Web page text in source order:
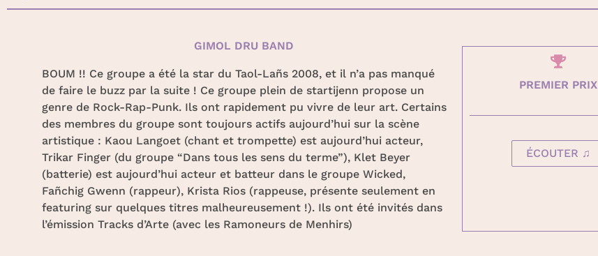
GIMOL DRU BAND
BOUM !! Ce groupe a été la star du Taol-Lañs 2008, et il n’a pas manqué
de faire le buzz par la suite ! Ce groupe plein de startijenn propose un
genre de Rock-Rap-Punk. Ils ont rapidement pu vivre de leur art. Certains
des membres du groupe sont toujours actifs aujourd’hui sur la scène
artistique : Kaou Langoet (chant et trompette) est aujourd’hui acteur,
Trikar Finger (du groupe “Dans tous les sens du terme”), Klet Beyer
(batterie) est aujourd’hui acteur et batteur dans le groupe Wicked,
Fañchig Gwenn (rappeur), Krista Rios (rappeuse, présente seulement en
featuring sur quelques titres malheureusement !). Ils ont été invités dans
l’émission Tracks d’Arte (avec les Ramoneurs de Menhirs)
PREMIER PRIX
ÉCOUTER ♫